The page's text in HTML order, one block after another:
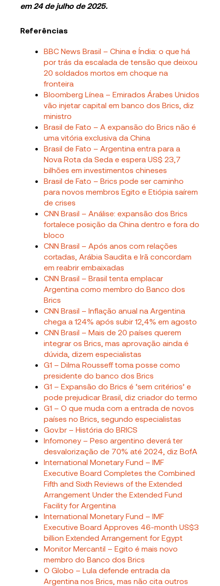
em 24 de julho de 2025.
Referências
BBC News Brasil – China e Índia: o que há
por trás da escalada de tensão que deixou
20 soldados mortos em choque na
fronteira
Bloomberg Línea – Emirados Árabes Unidos
vão injetar capital em banco dos Brics, diz
ministro
Brasil de Fato – A expansão do Brics não é
uma vitória exclusiva da China
Brasil de Fato – Argentina entra para a
Nova Rota da Seda e espera US$ 23,7
bilhões em investimentos chineses
Brasil de Fato – Brics pode ser caminho
para novos membros Egito e Etiópia saírem
de crises
CNN Brasil – Análise: expansão dos Brics
fortalece posição da China dentro e fora do
bloco
CNN Brasil – Após anos com relações
cortadas, Arábia Saudita e Irã concordam
em reabrir embaixadas
CNN Brasil – Brasil tenta emplacar
Argentina como membro do Banco dos
Brics
CNN Brasil – Inflação anual na Argentina
chega a 124% após subir 12,4% em agosto
CNN Brasil – Mais de 20 países querem
integrar os Brics, mas aprovação ainda é
dúvida, dizem especialistas
G1 – Dilma Rousseff toma posse como
presidente do banco dos Brics
G1 – Expansão do Brics é ‘sem critérios’ e
pode prejudicar Brasil, diz criador do termo
G1 – O que muda com a entrada de novos
países no Brics, segundo especialistas
Gov.br – História do BRICS
Infomoney – Peso argentino deverá ter
desvalorização de 70% até 2024, diz BofA
International Monetary Fund – IMF
Executive Board Completes the Combined
Fifth and Sixth Reviews of the Extended
Arrangement Under the Extended Fund
Facility for Argentina
International Monetary Fund – IMF
Executive Board Approves 46-month US$3
billion Extended Arrangement for Egypt
Monitor Mercantil – Egito é mais novo
membro do Banco dos Brics
O Globo – Lula defende entrada da
Argentina nos Brics, mas não cita outros